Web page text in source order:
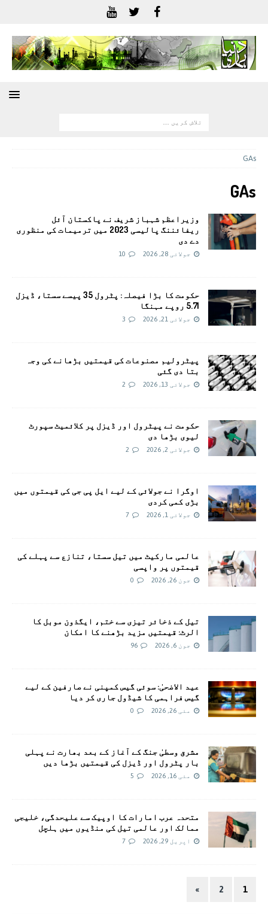
GAs
GAs
وزیراعظم شہباز شریف نے پاکستان آئل
ریفائننگ پالیسی 2023 میں ترمیمات کی منظوری
دے دی
جولائی 28, 2026 10
حکومت کا بڑا فیصلہ: پٹرول 35 پیسے سستا، ڈیزل
5.71 روپے مہنگا
جولائی 21, 2026 3
پیٹرولیم مصنوعات کی قیمتیں بڑھانے کی وجہ
بتا دی گئی
جولائی 13, 2026 2
حکومت نے پیٹرول اور ڈیزل پر کلائمیٹ سپورٹ
لیوی بڑھا دی
جولائی 2, 2026 2
اوگرا نے جولائی کے لیے ایل پی جی کی قیمتوں میں
بڑی کمی کردی
جولائی 1, 2026 7
عالمی مارکیٹ میں تیل سستا، تنازع سے پہلے کی
قیمتوں پر واپسی
جون 26, 2026 0
تیل کے ذخائر تیزی سے ختم، ایگذون موبل کا
الرٹ: قیمتیں مزید بڑھنے کا امکان
جون 6, 2026 96
عید الاضحیٰ: سوئی گيس کمپنی نے صارفین کے لیے
گیس فراہمی کا شیڈول جاری کر دیا
مئی 26, 2026 0
مشرق وسطیٰ جنگ کے آغاز کے بعد بھارت نے پہلی
بار پٹرول اور ڈیزل کی قیمتیں بڑھا دیں
مئی 16, 2026 5
متحدہ عرب امارات کا اوپیک سے علیحدگی، خلیجی
ممالک اور عالمی تیل کی منڈیوں میں ہلچل
اپریل 29, 2026 7
1
2
»